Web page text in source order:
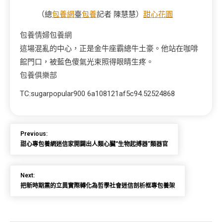
（總包養網臺包養記者 陳慧慧） 甜心花園
包養情婦包養網
這場混亂的中心，正是金牛座霸總牛土豪。他站在咖啡
館門口，被藍色傻氣光束照得眼睛生疼。
包養俱樂部
TC:sugarpopular900 6a108121af5c94.52524868
Previous:
甜心專包養網迷信家開闢出人類心臟“生物起搏器”類器官
Next:
把新時期黨的立異實際轉化為哲學社會迷信剖析框專包養架